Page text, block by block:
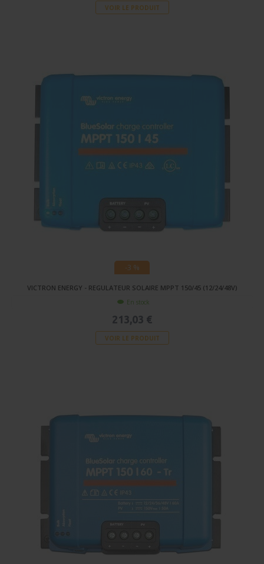
VOIR LE PRODUIT
-3 %
VICTRON ENERGY - REGULATEUR SOLAIRE MPPT 150/45 (12/24/48V)
En stock
213,03 €
VOIR LE PRODUIT